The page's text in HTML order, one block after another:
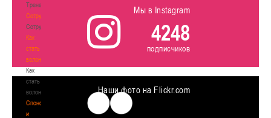
Тренерам
Сотрудничество
Сотрудничество
Как
стать
волонтером
Как
стать
волонтером
Спонсоры
и
Мы в Instagram
4248
подписчиков
Наши фото на Flickr.com